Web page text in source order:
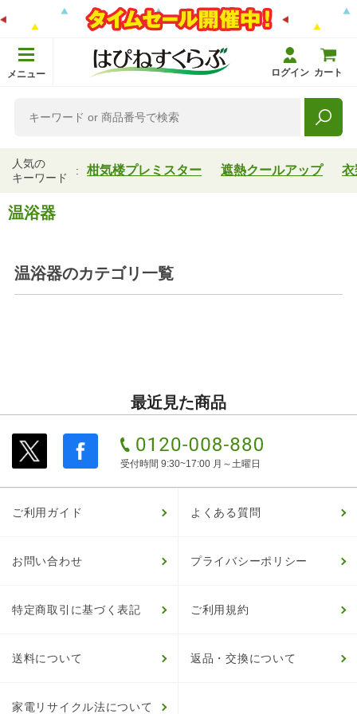
メニュー ログイン カート
人気の
キーワード
柑気楼プレミスター 遮熱クールアップ 衣
温浴器
温浴器のカテゴリ一覧
最近見た商品
受付時間 9:30~17:00 月～土曜日
ご利用ガイド よくある質問
お問い合わせ プライバシーポリシー
特定商取引に基づく表記 ご利用規約
送料について 返品・交換について
家電リサイクル法について